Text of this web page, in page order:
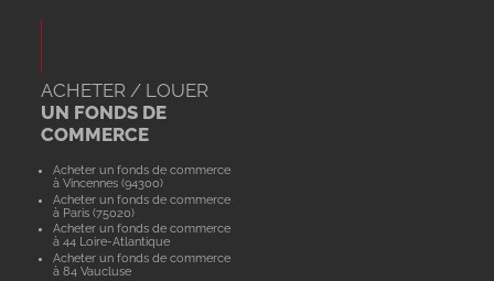
ACHETER / LOUER
UN FONDS DE
COMMERCE
Acheter un fonds de commerce
à Vincennes (94300)
Acheter un fonds de commerce
à Paris (75020)
Acheter un fonds de commerce
à 44 Loire-Atlantique
Acheter un fonds de commerce
à 84 Vaucluse